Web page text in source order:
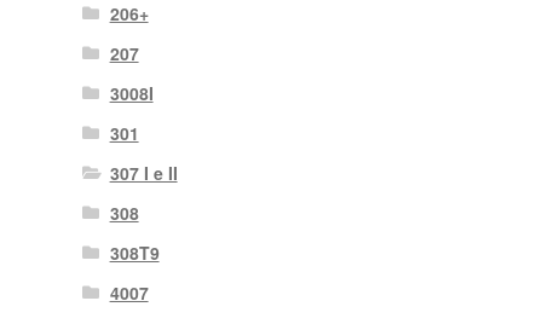
206+
207
3008I
301
307 I e II
308
308T9
4007